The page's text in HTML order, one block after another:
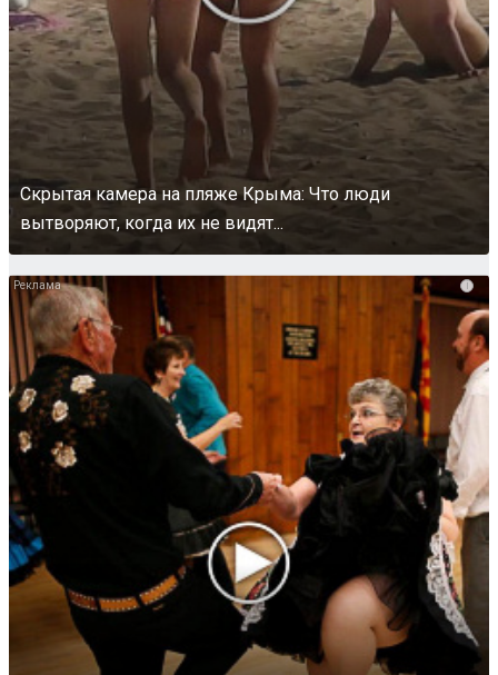
Скрытая камера на пляже Крыма: Что люди
вытворяют, когда их не видят...
i